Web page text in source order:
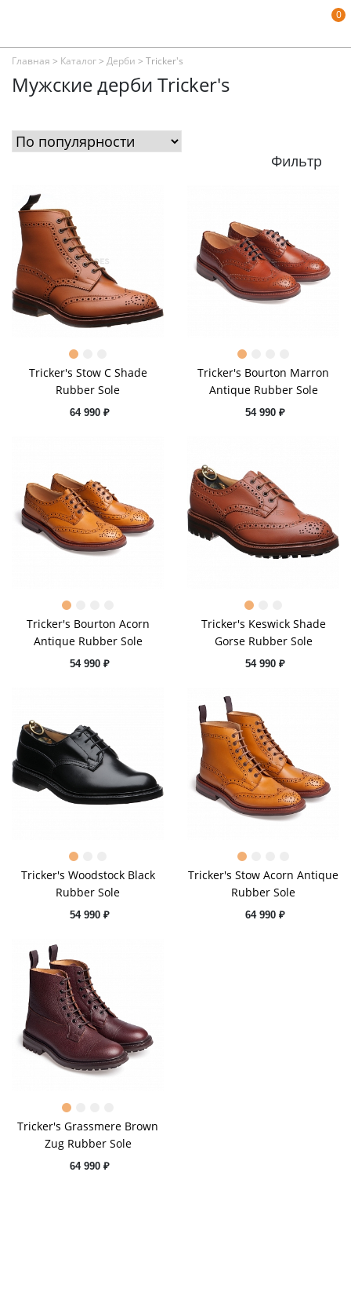
0
Главная > Каталог> Дерби > Tricker's
Мужские дерби Tricker's
Фильтр
Tricker's Stow C Shade
Rubber Sole
64 990 ₽
Tricker's Bourton Marron
Antique Rubber Sole
54 990 ₽
Tricker's Bourton Acorn
Antique Rubber Sole
54 990 ₽
Tricker's Keswick Shade
Gorse Rubber Sole
54 990 ₽
Tricker's Woodstock Black
Rubber Sole
54 990 ₽
Tricker's Stow Acorn Antique
Rubber Sole
64 990 ₽
Tricker's Grassmere Brown
Zug Rubber Sole
64 990 ₽